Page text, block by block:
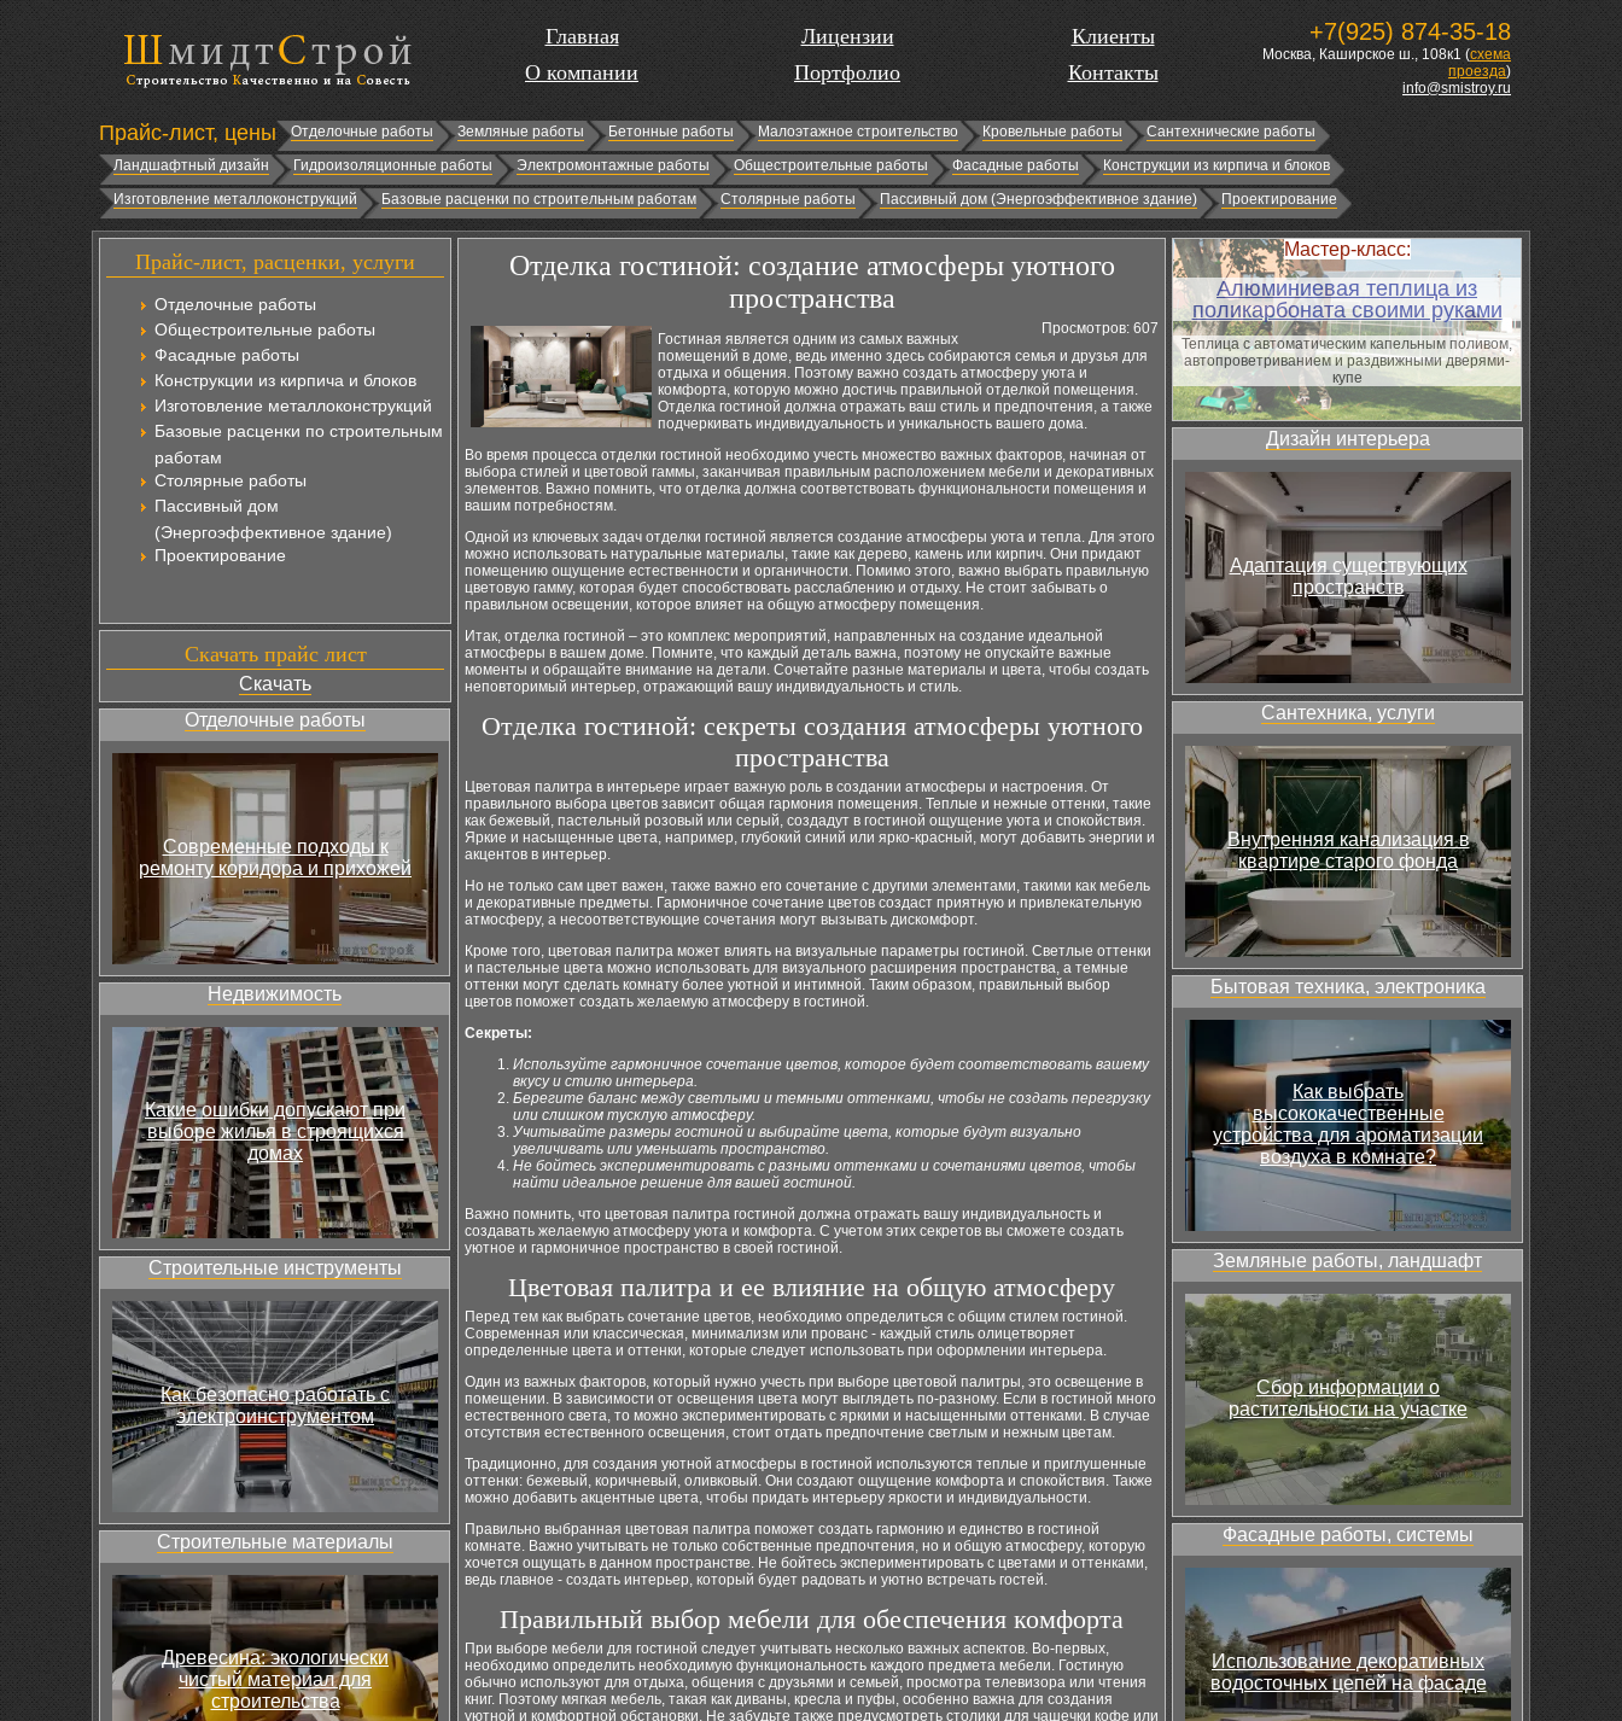
Главная
О компании
Лицензии
Портфолио
Клиенты
Контакты
+7(925) 874-35-18
Москва, Каширское ш., 108к1 (схема
проезда)
info@smistroy.ru
Прайс-лист, цены Отделочные работы Земляные работы Бетонные работы Малоэтажное строительство Кровельные работы
Сантехнические работы
Ландшафтный дизайн
Гидроизоляционные работы Электромонтажные работы Общестроительные работы Фасадные работы
Конструкции из кирпича и блоков
Изготовление металлоконструкций
Базовые расценки по строительным работам Столярные работы Пассивный дом (Энергоэффективное здание) Проектирование
Прайс-лист, расценки, услуги
Отделочные работы
Общестроительные работы
Фасадные работы
Конструкции из кирпича и блоков
Изготовление металлоконструкций
Базовые расценки по строительным
работам
Столярные работы
Пассивный дом
(Энергоэффективное здание)
Проектирование
Скачать прайс лист
Скачать
Отделочные работы
Современные подходы к
ремонту коридора и прихожей
Недвижимость
Какие ошибки допускают при
выборе жилья в строящихся
домах
Строительные инструменты
Как безопасно работать с
электроинструментом
Строительные материалы
Древесина: экологически
чистый материал для
строительства
Отделка гостиной: создание атмосферы уютного
пространства
Просмотров: 607
Гостиная является одним из самых важных
помещений в доме, ведь именно здесь собираются семья и друзья для
отдыха и общения. Поэтому важно создать атмосферу уюта и
комфорта, которую можно достичь правильной отделкой помещения.
Отделка гостиной должна отражать ваш стиль и предпочтения, а также
подчеркивать индивидуальность и уникальность вашего дома.
Во время процесса отделки гостиной необходимо учесть множество важных факторов, начиная от
выбора стилей и цветовой гаммы, заканчивая правильным расположением мебели и декоративных
элементов. Важно помнить, что отделка должна соответствовать функциональности помещения и
вашим потребностям.
Одной из ключевых задач отделки гостиной является создание атмосферы уюта и тепла. Для этого
можно использовать натуральные материалы, такие как дерево, камень или кирпич. Они придают
помещению ощущение естественности и органичности. Помимо этого, важно выбрать правильную
цветовую гамму, которая будет способствовать расслаблению и отдыху. Не стоит забывать о
правильном освещении, которое влияет на общую атмосферу помещения.
Итак, отделка гостиной – это комплекс мероприятий, направленных на создание идеальной
атмосферы в вашем доме. Помните, что каждый деталь важна, поэтому не опускайте важные
моменты и обращайте внимание на детали. Сочетайте разные материалы и цвета, чтобы создать
неповторимый интерьер, отражающий вашу индивидуальность и стиль.
Отделка гостиной: секреты создания атмосферы уютного
пространства
Цветовая палитра в интерьере играет важную роль в создании атмосферы и настроения. От
правильного выбора цветов зависит общая гармония помещения. Теплые и нежные оттенки, такие
как бежевый, пастельный розовый или серый, создадут в гостиной ощущение уюта и спокойствия.
Яркие и насыщенные цвета, например, глубокий синий или ярко-красный, могут добавить энергии и
акцентов в интерьер.
Но не только сам цвет важен, также важно его сочетание с другими элементами, такими как мебель
и декоративные предметы. Гармоничное сочетание цветов создаст приятную и привлекательную
атмосферу, а несоответствующие сочетания могут вызывать дискомфорт.
Кроме того, цветовая палитра может влиять на визуальные параметры гостиной. Светлые оттенки
и пастельные цвета можно использовать для визуального расширения пространства, а темные
оттенки могут сделать комнату более уютной и интимной. Таким образом, правильный выбор
цветов поможет создать желаемую атмосферу в гостиной.
Секреты:
Используйте гармоничное сочетание цветов, которое будет соответствовать вашему
вкусу и стилю интерьера.
Берегите баланс между светлыми и темными оттенками, чтобы не создать перегрузку
или слишком тусклую атмосферу.
Учитывайте размеры гостиной и выбирайте цвета, которые будут визуально
увеличивать или уменьшать пространство.
Не бойтесь экспериментировать с разными оттенками и сочетаниями цветов, чтобы
найти идеальное решение для вашей гостиной.
Важно помнить, что цветовая палитра гостиной должна отражать вашу индивидуальность и
создавать желаемую атмосферу уюта и комфорта. С учетом этих секретов вы сможете создать
уютное и гармоничное пространство в своей гостиной.
Цветовая палитра и ее влияние на общую атмосферу
Перед тем как выбрать сочетание цветов, необходимо определиться с общим стилем гостиной.
Современная или классическая, минимализм или прованс - каждый стиль олицетворяет
определенные цвета и оттенки, которые следует использовать при оформлении интерьера.
Один из важных факторов, который нужно учесть при выборе цветовой палитры, это освещение в
помещении. В зависимости от освещения цвета могут выглядеть по-разному. Если в гостиной много
естественного света, то можно экспериментировать с яркими и насыщенными оттенками. В случае
отсутствия естественного освещения, стоит отдать предпочтение светлым и нежным цветам.
Традиционно, для создания уютной атмосферы в гостиной используются теплые и приглушенные
оттенки: бежевый, коричневый, оливковый. Они создают ощущение комфорта и спокойствия. Также
можно добавить акцентные цвета, чтобы придать интерьеру яркости и индивидуальности.
Правильно выбранная цветовая палитра поможет создать гармонию и единство в гостиной
комнате. Важно учитывать не только собственные предпочтения, но и общую атмосферу, которую
хочется ощущать в данном пространстве. Не бойтесь экспериментировать с цветами и оттенками,
ведь главное - создать интерьер, который будет радовать и уютно встречать гостей.
Правильный выбор мебели для обеспечения комфорта
При выборе мебели для гостиной следует учитывать несколько важных аспектов. Во-первых,
необходимо определить необходимую функциональность каждого предмета мебели. Гостиную
обычно используют для отдыха, общения с друзьями и семьей, просмотра телевизора или чтения
книг. Поэтому мягкая мебель, такая как диваны, кресла и пуфы, особенно важна для создания
уютной и комфортной обстановки. Не забудьте также предусмотреть столики для чашечки кофе или
Мастер-класс:
Алюминиевая теплица из
поликарбоната своими руками
Теплица с автоматическим капельным поливом,
автопроветриванием и раздвижными дверями-
купе
Дизайн интерьера
Адаптация существующих
пространств
Сантехника, услуги
Внутренняя канализация в
квартире старого фонда
Бытовая техника, электроника
Как выбрать
высококачественные
устройства для ароматизации
воздуха в комнате?
Земляные работы, ландшафт
Сбор информации о
растительности на участке
Фасадные работы, системы
Использование декоративных
водосточных цепей на фасаде